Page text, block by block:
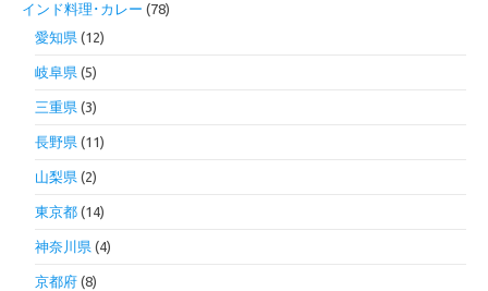
インド料理･カレー (78)
愛知県 (12)
岐阜県 (5)
三重県 (3)
長野県 (11)
山梨県 (2)
東京都 (14)
神奈川県 (4)
京都府 (8)